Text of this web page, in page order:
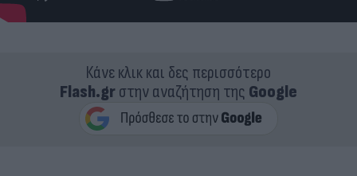
Κάνε κλικ και δες περισσότερο
Flash.grστην αναζήτηση της Google